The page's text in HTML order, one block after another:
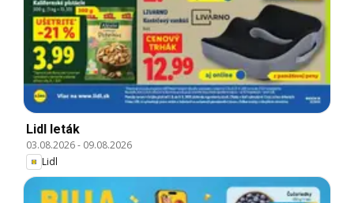
Lidl leták
03.08.2026- 09.08.2026
Lidl